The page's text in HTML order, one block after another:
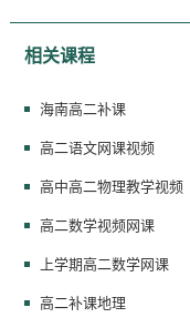
相关课程
海南高二补课
高二语文网课视频
高中高二物理教学视频
高二数学视频网课
上学期高二数学网课
高二补课地理